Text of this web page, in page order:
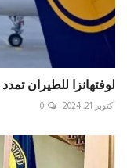
لوفتهانزا للطيران تمدد
أكتوبر 21, 2024 0